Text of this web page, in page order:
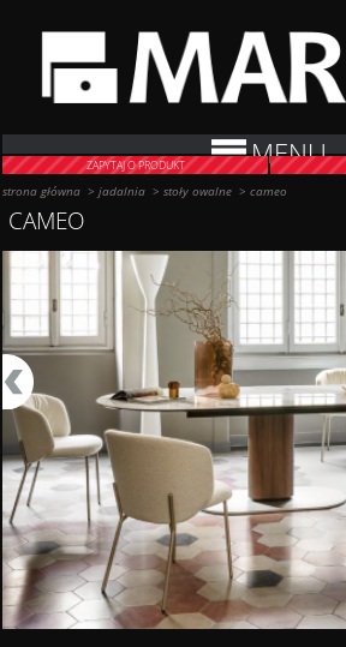
MENU
ZAPYTAJ O PRODUKT
strona główna >jadalnia >stoły owalne >cameo
CAMEO